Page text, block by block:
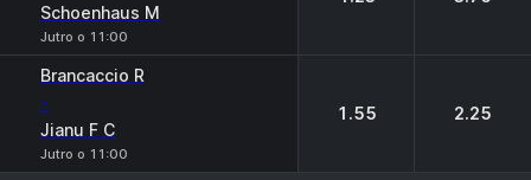
Schoenhaus M
Jutro o 11:00
Brancaccio R
-
Jianu F C
Jutro o 11:00
1.55 2.25